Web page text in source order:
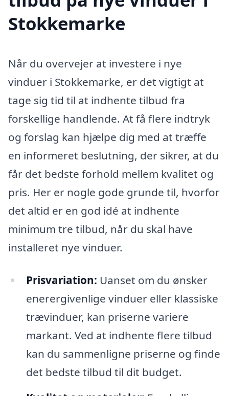
Stokkemarke
Når du overvejer at investere i nye
vinduer i Stokkemarke, er det vigtigt at
tage sig tid til at indhente tilbud fra
forskellige handlende. At få flere indtryk
og forslag kan hjælpe dig med at træffe
en informeret beslutning, der sikrer, at du
får det bedste forhold mellem kvalitet og
pris. Her er nogle gode grunde til, hvorfor
det altid er en god idé at indhente
minimum tre tilbud, når du skal have
installeret nye vinduer.
Prisvariation: Uanset om du ønsker
enerergivenlige vinduer eller klassiske
trævinduer, kan priserne variere
markant. Ved at indhente flere tilbud
kan du sammenligne priserne og finde
det bedste tilbud til dit budget.